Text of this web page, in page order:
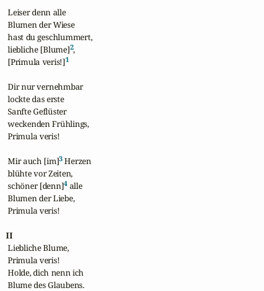
Leiser denn alle
Blumen der Wiese
hast du geschlummert,
liebliche [Blume]2,
[Primula veris!]1
Dir nur vernehmbar
lockte das erste
Sanfte Geflüster
weckenden Frühlings,
Primula veris!
Mir auch [im]3 Herzen
blühte vor Zeiten,
schöner [denn]4 alle
Blumen der Liebe,
Primula veris!
II
Liebliche Blume,
Primula veris!
Holde, dich nenn ich
Blume des Glaubens.